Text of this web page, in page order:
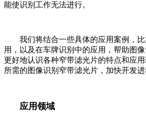
能使识别工作无法进行。
我们将结合一些具体的应用案例，
用，以及在车牌识别中的应用，帮助图
更好地认识各种窄带滤光片的特点和应
所需的图像识别窄带滤光片，加快开发进
应用领域